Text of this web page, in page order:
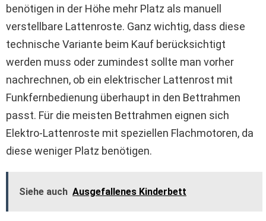
benötigen in der Höhe mehr Platz als manuell
verstellbare Lattenroste. Ganz wichtig, dass diese
technische Variante beim Kauf berücksichtigt
werden muss oder zumindest sollte man vorher
nachrechnen, ob ein elektrischer Lattenrost mit
Funkfernbedienung überhaupt in den Bettrahmen
passt. Für die meisten Bettrahmen eignen sich
Elektro-Lattenroste mit speziellen Flachmotoren, da
diese weniger Platz benötigen.
Siehe auch Ausgefallenes Kinderbett